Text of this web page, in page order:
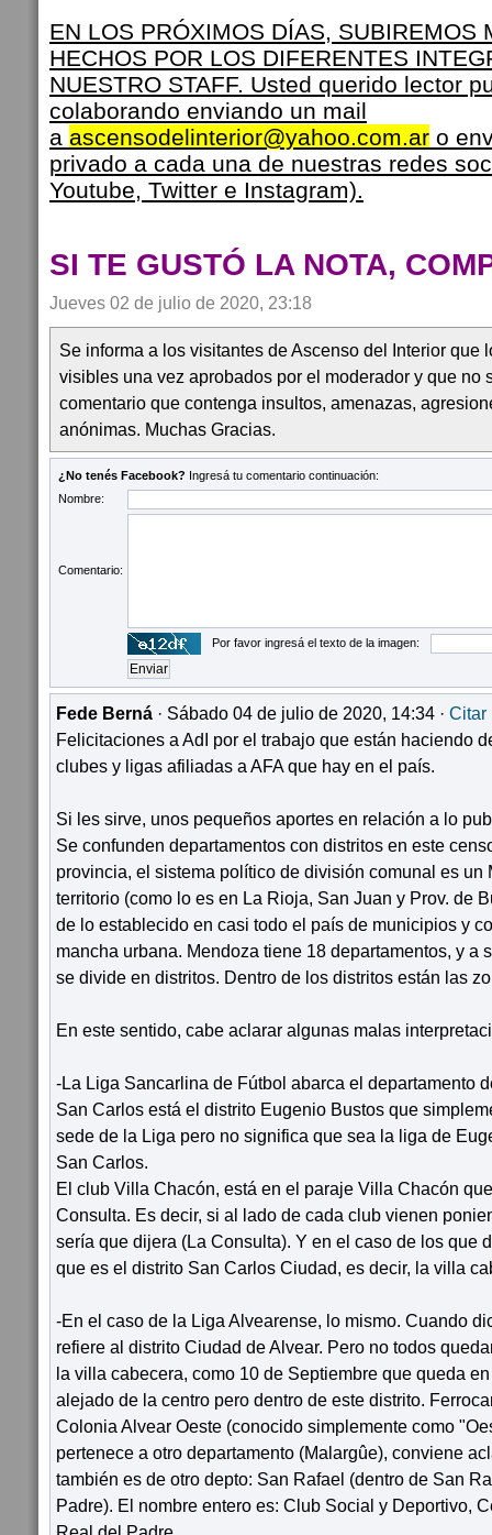
EN LOS PRÓXIMOS DÍAS, SUBIREMOS
HECHOS POR LOS DIFERENTES
NUESTRO STAFF. Usted querido lector
colaborando enviando un mail
a ascensodelinterior@yahoo.com.ar o
privado a cada una de nuestras redes
Youtube, Twitter e Instagram).
SI TE GUSTÓ LA NOTA,
Jueves 02 de julio de 2020, 23:18
Se informa a los visitantes de Ascenso del Interior que
visibles una vez aprobados por el moderador y que no
comentario que contenga insultos, amenazas,
anónimas. Muchas Gracias.
¿No tenés Facebook? Ingresá tu comentario continuación:
Nombre:
Comentario:
Por favor ingresá el texto de la imagen:
Fede Berná · Sábado 04 de julio de 2020, 14:34 · Citar
Felicitaciones a AdI por el trabajo que están haciendo
clubes y ligas afiliadas a AFA que hay en el país.
Si les sirve, unos pequeños aportes en relación a lo
Se confunden departamentos con distritos en este
provincia, el sistema político de división comunal es un
territorio (como lo es en La Rioja, San Juan y Prov. de
de lo establecido en casi todo el país de municipios y
mancha urbana. Mendoza tiene 18 departamentos, y a
se divide en distritos. Dentro de los distritos están las
En este sentido, cabe aclarar algunas malas
-La Liga Sancarlina de Fútbol abarca el departamento
San Carlos está el distrito Eugenio Bustos que
sede de la Liga pero no significa que sea la liga de
San Carlos.
El club Villa Chacón, está en el paraje Villa Chacón
Consulta. Es decir, si al lado de cada club vienen
sería que dijera (La Consulta). Y en el caso de los que
que es el distrito San Carlos Ciudad, es decir, la villa
-En el caso de la Liga Alvearense, lo mismo. Cuando
refiere al distrito Ciudad de Alvear. Pero no todos
la villa cabecera, como 10 de Septiembre que queda
alejado de la centro pero dentro de este distrito.
Colonia Alvear Oeste (conocido simplemente como
pertenece a otro departamento (Malargûe), conviene
también es de otro depto: San Rafael (dentro de San
Padre). El nombre entero es: Club Social y Deportivo,